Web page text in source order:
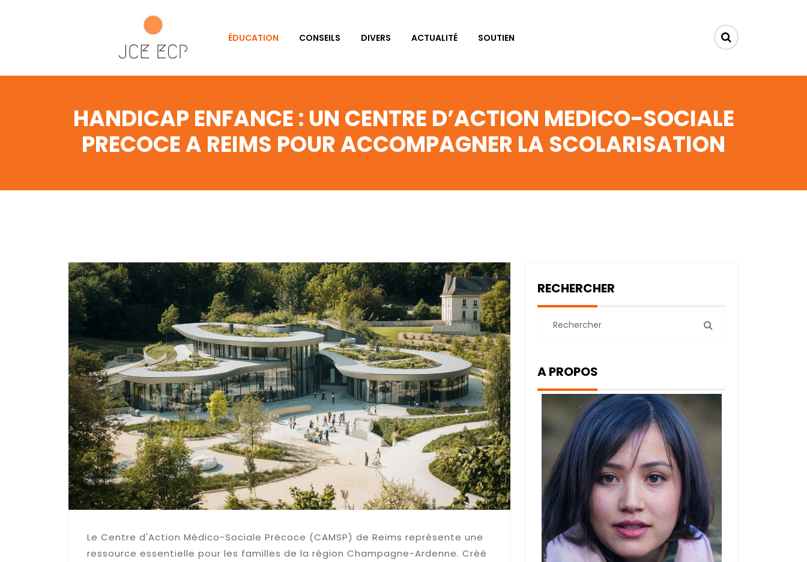
ÉDUCATION CONSEILS DIVERS ACTUALITÉ SOUTIEN
HANDICAP ENFANCE : UN CENTRE D’ACTION MEDICO-SOCIALE
PRECOCE A REIMS POUR ACCOMPAGNER LA SCOLARISATION
Le Centre d'Action Médico-Sociale Précoce (CAMSP) de Reims représente une
ressource essentielle pour les familles de la région Champagne-Ardenne. Créé
RECHERCHER
A PROPOS